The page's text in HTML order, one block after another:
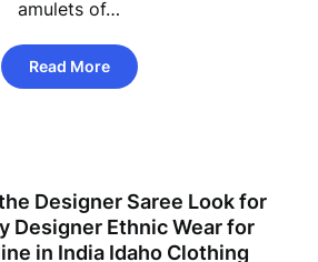
amulets of…
Read More
Designer Saree Look for
Designer Ethnic Wear for
in India Idaho Clothing